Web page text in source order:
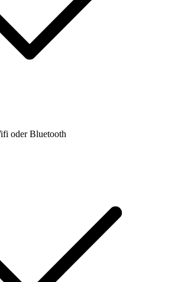
oder Bluetooth